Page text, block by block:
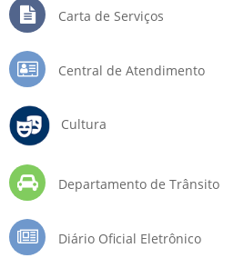
Carta de Serviços
Central de Atendimento
Cultura
Departamento de Trânsito
Diário Oficial Eletrônico